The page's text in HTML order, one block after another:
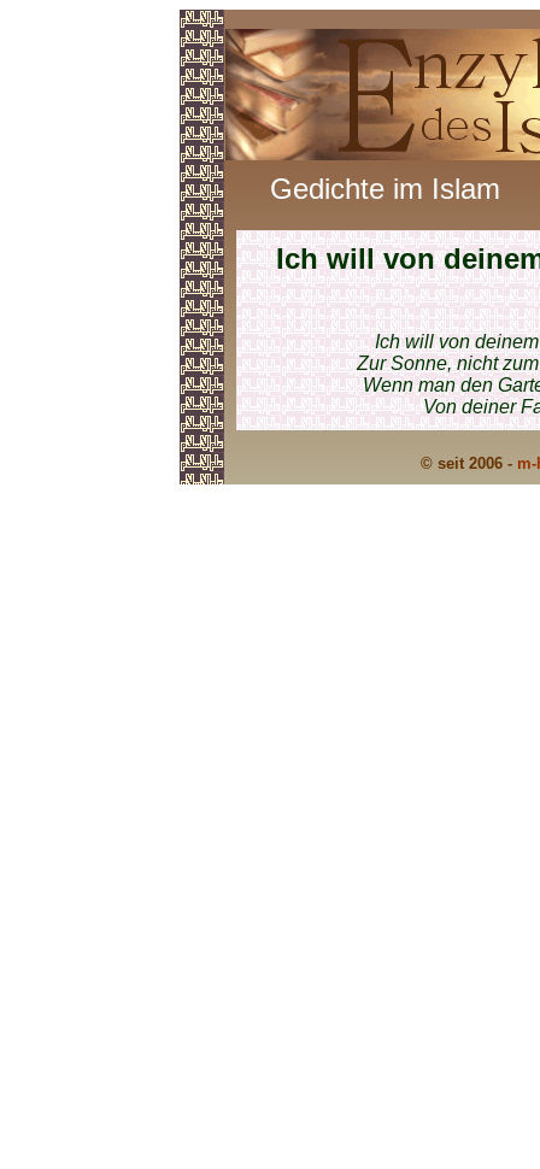
Gedichte im Islam
Ich will von
Ich will von
Zur Sonne, nicht
Wenn man den
Von deiner
© seit 2006 -